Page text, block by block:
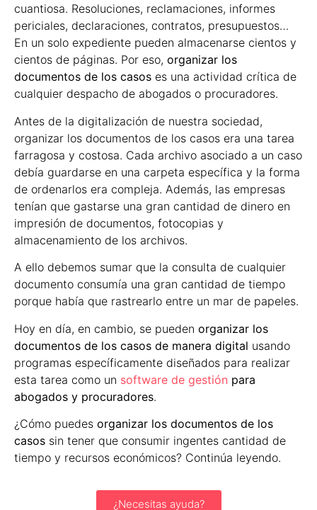
cuantiosa. Resoluciones, reclamaciones, informes
periciales, declaraciones, contratos, presupuestos…
En un solo expediente pueden almacenarse cientos y
cientos de páginas. Por eso, organizar los
documentos de los casos es una actividad crítica de
cualquier despacho de abogados o procuradores.
Antes de la digitalización de nuestra sociedad,
organizar los documentos de los casos era una tarea
farragosa y costosa. Cada archivo asociado a un caso
debía guardarse en una carpeta específica y la forma
de ordenarlos era compleja. Además, las empresas
tenían que gastarse una gran cantidad de dinero en
impresión de documentos, fotocopias y
almacenamiento de los archivos.
A ello debemos sumar que la consulta de cualquier
documento consumía una gran cantidad de tiempo
porque había que rastrearlo entre un mar de papeles.
Hoy en día, en cambio, se pueden organizar los
documentos de los casos de manera digital usando
programas específicamente diseñados para realizar
esta tarea como un software de gestión para
abogados y procuradores.
¿Cómo puedes organizar los documentos de los
casos sin tener que consumir ingentes cantidad de
tiempo y recursos económicos? Continúa leyendo.
¿Necesitas ayuda?